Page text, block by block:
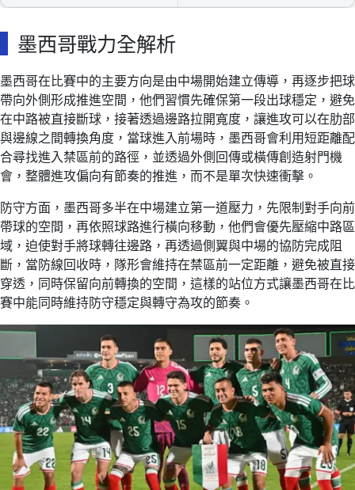
墨西哥戰力全解析
墨西哥在比賽中的主要方向是由中場開始建立傳導，再逐步把球
帶向外側形成推進空間，他們習慣先確保第一段出球穩定，避免
在中路被直接斷球，接著透過邊路拉開寬度，讓進攻可以在肋部
與邊線之間轉換角度，當球進入前場時，墨西哥會利用短距離配
合尋找進入禁區前的路徑，並透過外側回傳或橫傳創造射門機
會，整體進攻偏向有節奏的推進，而不是單次快速衝擊。
防守方面，墨西哥多半在中場建立第一道壓力，先限制對手向前
帶球的空間，再依照球路進行橫向移動，他們會優先壓縮中路區
域，迫使對手將球轉往邊路，再透過側翼與中場的協防完成阻
斷，當防線回收時，隊形會維持在禁區前一定距離，避免被直接
穿透，同時保留向前轉換的空間，這樣的站位方式讓墨西哥在比
賽中能同時維持防守穩定與轉守為攻的節奏。